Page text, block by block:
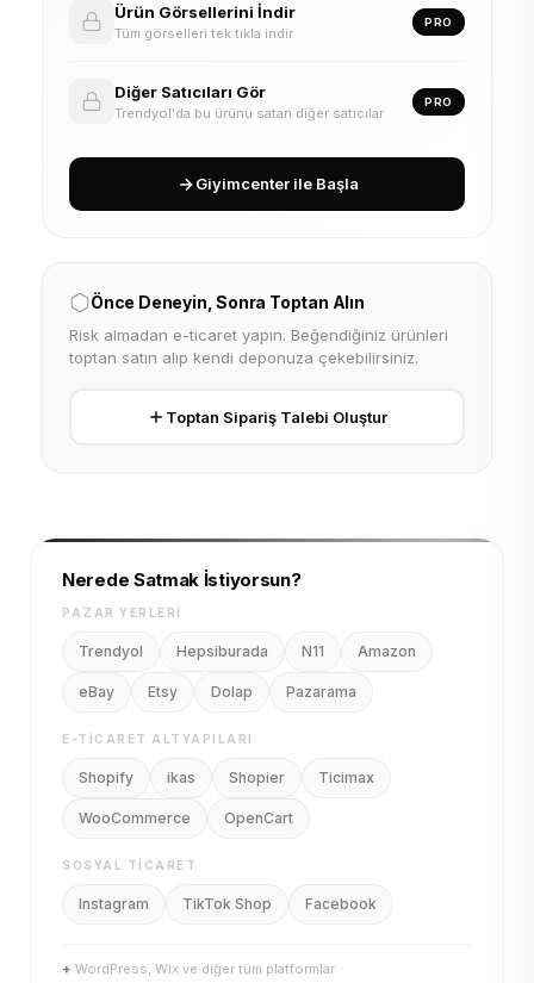
Ürün Görsellerini İndir
Tüm görselleri tek tıkla indir
PRO
Diğer Satıcıları Gör
Trendyol'da bu ürünü satan diğer satıcılar
PRO
Giyimcenter ile Başla
Önce Deneyin, Sonra Toptan Alın
Risk almadan e-ticaret yapın. Beğendiğiniz ürünleri
toptan satın alıp kendi deponuza çekebilirsiniz.
Toptan Sipariş Talebi Oluştur
Nerede Satmak İstiyorsun?
PAZAR YERLERI
Trendyol Hepsiburada N11 Amazon
eBay Etsy Dolap Pazarama
E-TICARET ALTYAPILARI
Shopify ikas Shopier Ticimax
WooCommerce OpenCart
SOSYAL TICARET
Instagram TikTok Shop Facebook
+ WordPress, Wix ve diğer tüm platformlar